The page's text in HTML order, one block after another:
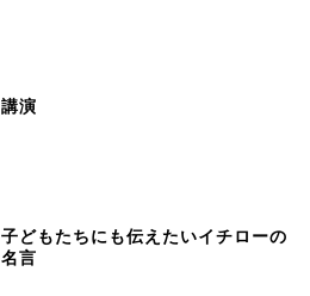
講演
子どもたちにも伝えたいイチローの
名言